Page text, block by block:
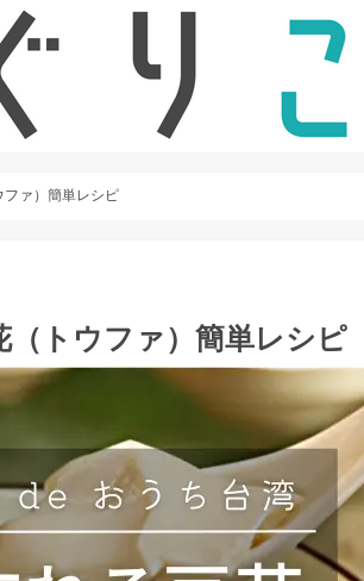
ファ）簡単レシピ
トウファ）簡単レシピ